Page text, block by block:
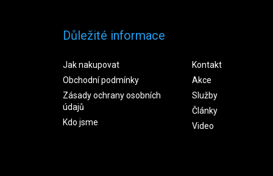
Důležité informace
Jak nakupovat
Obchodní podmínky
Zásady ochrany osobních
údajů
Kdo jsme
Kontakt
Akce
Služby
Články
Video